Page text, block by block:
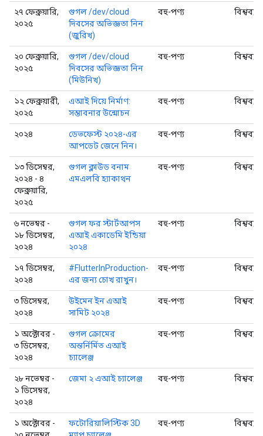
২৭ ফেব্রুয়ারি,
২০২৫
গুগল /dev/cloud
দিবসের অভিজ্ঞতা নিন
(জুরিখ)
বহু-পণ্য
২০ ফেব্রুয়ারি,
২০২৫
গুগল /dev/cloud
দিবসের অভিজ্ঞতা নিন
(মিউনিখ)
বহু-পণ্য
১২ ফেব্রুয়ারী,
২০২৫
এআই দিয়ে নির্মাণ:
সম্ভাবনার উন্মোচন
বহু-পণ্য
২০২৪
ডেভফেস্ট ২০২৪-এর
আপডেট জেনে নিন।
বহু-পণ্য
১৩ ডিসেম্বর,
২০২৪ - ৪
ফেব্রুয়ারি,
২০২৫
গুগল ক্লাউড বনাম
এমএলবি হ্যাকাথন
বহু-পণ্য
৬ নভেম্বর -
১৮ ডিসেম্বর,
২০২৪
গুগল ফর স্টার্টআপস
এআই একাডেমি ইন্ডিয়া
২০২৪
বহু-পণ্য
১৭ ডিসেম্বর,
২০২৪
#FlutterInProduction-
এর জন্য চোখ রাখুন।
বহু-পণ্য
৩ ডিসেম্বর,
২০২৪
উইমেন ইন এআই
সামিট ২০২৪
বহু-পণ্য
১ অক্টোবর -
৩ ডিসেম্বর,
২০২৪
গুগল ক্রোমের
অন্তর্নির্মিত এআই
চ্যালেঞ্জ
বহু-পণ্য
২৮ নভেম্বর -
১ ডিসেম্বর,
২০২৪
জেমা ২ এআই চ্যালেঞ্জ বহু-পণ্য
১ অক্টোবর -
ফটোরিয়ালিস্টিক 3D
বহু-পণ্য